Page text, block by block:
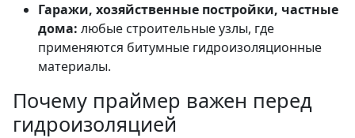
Гаражи, хозяйственные постройки, частные
дома: любые строительные узлы, где
применяются битумные гидроизоляционные
материалы.
Почему праймер важен перед
гидроизоляцией